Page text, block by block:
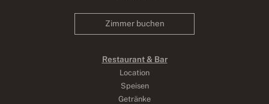
Zimmer buchen
Restaurant & Bar
Location
Speisen
Getränke